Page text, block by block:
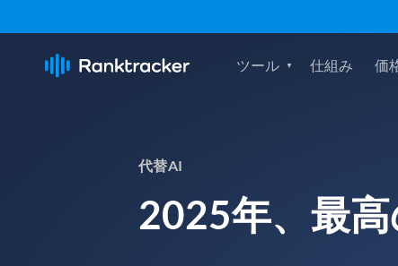
ツール 仕組み 価
代替AI
2025年、最